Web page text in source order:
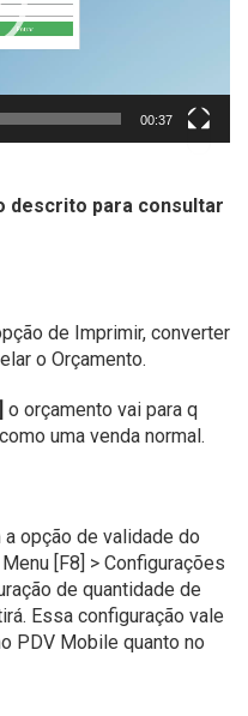
00:37
descrito para consultar
de Imprimir, converter
o Orçamento.
o orçamento vai para q
uma venda normal.
opção de validade do
[F8] > Configurações
de quantidade de
Essa configuração vale
PDV Mobile quanto no